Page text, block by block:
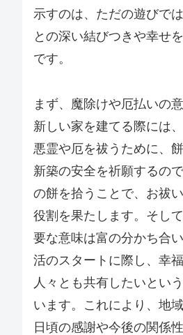
示すのは、ただの遊びで
との深い結びつきや幸せ
です。
まず、魔除けや厄払いの
新しい家を建てる際には
悪霊や厄を祓うために、
新築の安全を祈願するの
の餅を拾うことで、お祓
役割を果たします。そし
要な意味は富の分かち合
活のスタートに際し、幸
人々とも共有したいとい
います。これにより、地
日頃の感謝や今後の関係